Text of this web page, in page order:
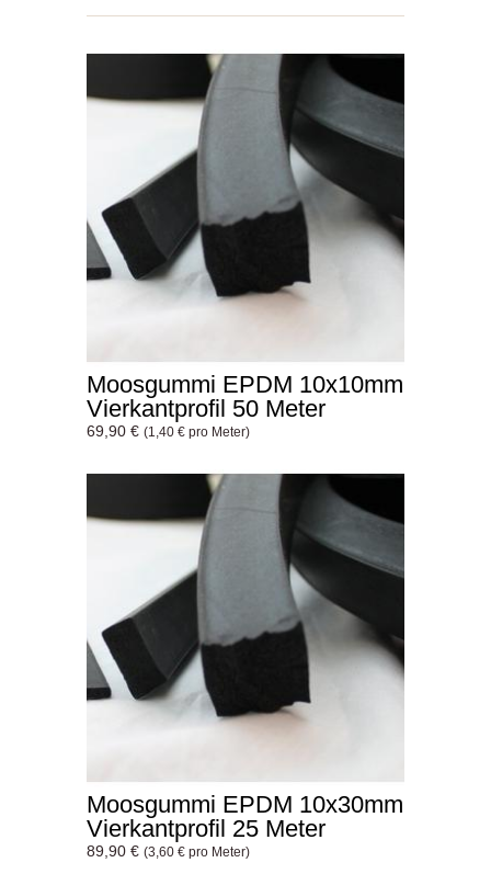
Moosgummi EPDM 10x10mm
Vierkantprofil 50 Meter
69,90 € (1,40 € pro Meter)
Moosgummi EPDM 10x30mm
Vierkantprofil 25 Meter
89,90 € (3,60 € pro Meter)